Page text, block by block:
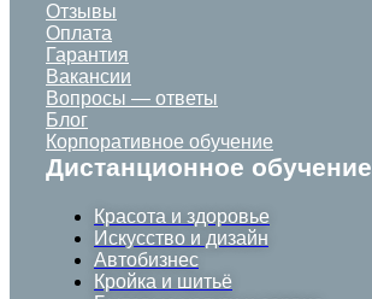
Отзывы
Оплата
Гарантия
Вакансии
Вопросы — ответы
Блог
Корпоративное обучение
Дистанционное обучение
Красота и здоровье
Искусство и дизайн
Автобизнес
Кройка и шитьё